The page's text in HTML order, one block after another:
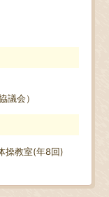
議会）
教室(年8回)